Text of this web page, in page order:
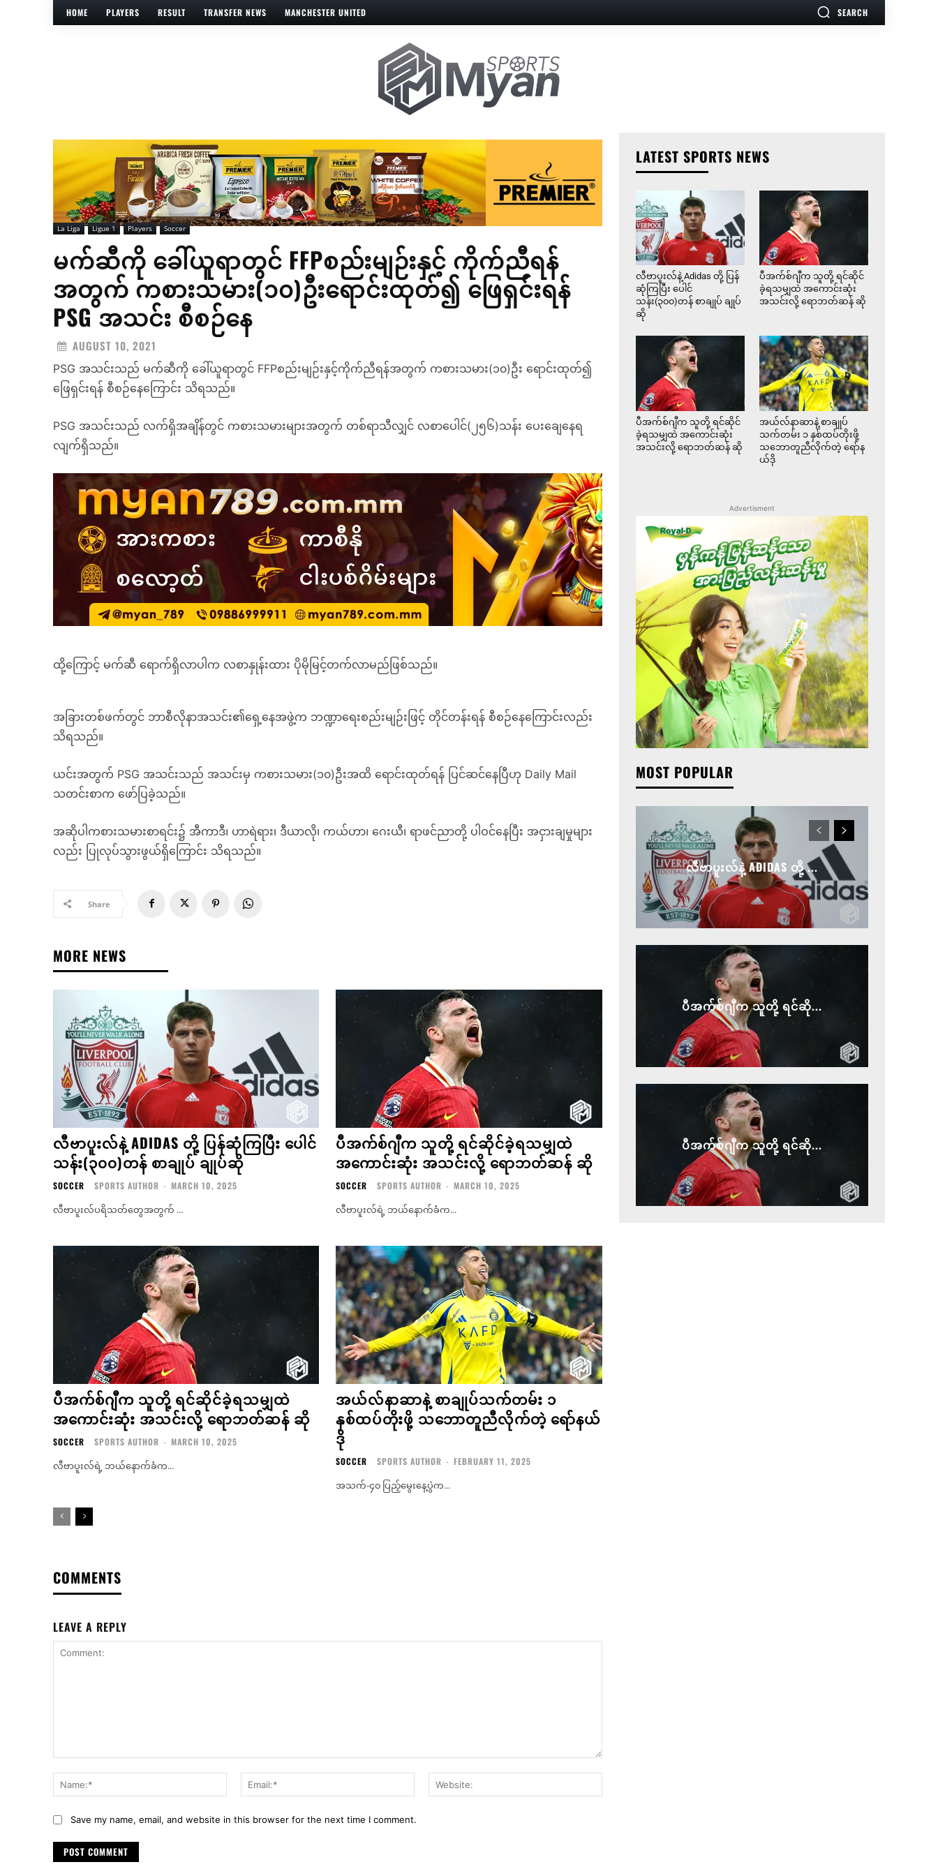
HOME PLAYERS RESULT TRANSFER NEWS MANCHESTER UNITED SEARCH
La Liga Ligue 1 Players Soccer
မက်ဆီကို ခေါ်ယူရာတွင် FFPစည်းမျဉ်းနှင့် ကိုက်ညီရန်
အတွက် ကစားသမား(၁၀)ဦးရောင်းထုတ်၍ ဖြေရှင်းရန်
PSG အသင်း စီစဉ်နေ
AUGUST 10, 2021
PSG အသင်းသည် မက်ဆီကို ခေါ်ယူရာတွင် FFPစည်းမျဉ်းနှင့်ကိုက်ညီရန်အတွက် ကစားသမား(၁၀)ဦး ရောင်းထုတ်၍
ဖြေရှင်းရန် စီစဉ်နေကြောင်း သိရသည်။
PSG အသင်းသည် လက်ရှိအချိန်တွင် ကစားသမားများအတွက် တစ်ရာသီလျှင် လစာပေါင်(၂၅၆)သန်း ပေးချေနေရ
လျက်ရှိသည်။
ထို့ကြောင့် မက်ဆီ ရောက်ရှိလာပါက လစာနှုန်းထား ပိုမိုမြင့်တက်လာမည်ဖြစ်သည်။
အခြားတစ်ဖက်တွင် ဘာစီလိုနာအသင်း၏ရှေ့နေအဖွဲ့က ဘဏ္ဍာရေးစည်းမျဉ်းဖြင့် တိုင်တန်းရန် စီစဉ်နေကြောင်းလည်း
သိရသည်။
ယင်းအတွက် PSG အသင်းသည် အသင်းမှ ကစားသမား(၁၀)ဦးအထိ ရောင်းထုတ်ရန် ပြင်ဆင်နေပြီဟု Daily Mail
သတင်းစာက ဖော်ပြခဲ့သည်။
အဆိုပါကစားသမားစာရင်း၌ အီကာဒီ၊ ဟာရဲရား၊ ဒီယာလို၊ ကယ်ဟာ၊ ဂေးယီ၊ ရာဖင်ညာတို့ ပါဝင်နေပြီး အငှားချမှုများ
လည်း ပြုလုပ်သွားဖွယ်ရှိကြောင်း သိရသည်။
Share
MORE NEWS
လီဗာပူးလ်နဲ့ ADIDAS တို့ ပြန်ဆုံကြပြီး ပေါင်
သန်း(၃၀၀)တန် စာချုပ် ချုပ်ဆို
SOCCER SPORTS AUTHOR - MARCH 10, 2025
လီဗာပူးလ်ပရိသတ်တွေအတွက် ...
ပီအက်စ်ဂျီက သူတို့ ရင်ဆိုင်ခဲ့ရသမျှထဲ
အကောင်းဆုံး အသင်းလို့ ရောဘတ်ဆန် ဆို
SOCCER SPORTS AUTHOR - MARCH 10, 2025
လီဗာပူးလ်ရဲ့ ဘယ်နောက်ခံက...
ပီအက်စ်ဂျီက သူတို့ ရင်ဆိုင်ခဲ့ရသမျှထဲ
အကောင်းဆုံး အသင်းလို့ ရောဘတ်ဆန် ဆို
SOCCER SPORTS AUTHOR - MARCH 10, 2025
လီဗာပူးလ်ရဲ့ ဘယ်နောက်ခံက...
အယ်လ်နာဆာနဲ့ စာချုပ်သက်တမ်း ၁
နှစ်ထပ်တိုးဖို့ သဘောတူညီလိုက်တဲ့ ရော်နယ်
ဒို
SOCCER SPORTS AUTHOR - FEBRUARY 11, 2025
အသက်-၄၀ ပြည့်မွေးနေ့ပွဲက...
COMMENTS
LEAVE A REPLY
Name:*
Email:*
Save my name, email, and website in this browser for the next time I comment.
LATEST SPORTS NEWS
လီဗာပူးလ်နဲ့ Adidas တို့ ပြန်
ဆုံကြပြီး ပေါင်
သန်း(၃၀၀)တန် စာချုပ် ချုပ်
ဆို
ပီအက်စ်ဂျီက သူတို့ ရင်ဆိုင်
ခဲ့ရသမျှထဲ အကောင်းဆုံး
အသင်းလို့ ရောဘတ်ဆန် ဆို
ပီအက်စ်ဂျီက သူတို့ ရင်ဆိုင်
ခဲ့ရသမျှထဲ အကောင်းဆုံး
အသင်းလို့ ရောဘတ်ဆန် ဆို
အယ်လ်နာဆာနဲ့ စာချုပ်
သက်တမ်း ၁ နှစ်ထပ်တိုးဖို့
သဘောတူညီလိုက်တဲ့ ရော်န
ယ်ဒို
Advertisment
MOST POPULAR
လီဗာပူးလ်နဲ့ ADIDAS တို့ ...
ပီအက်စ်ဂျီက သူတို့ ရင်ဆို...
ပီအက်စ်ဂျီက သူတို့ ရင်ဆို...